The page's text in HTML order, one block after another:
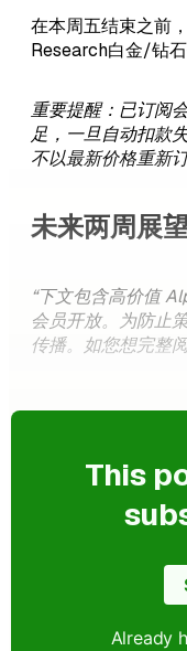
在本周五结束之前
Research白金/钻石
重要提醒：已订阅
足，一旦自动扣款
不以最新价格重新订
未来两周展
“下文包含高价值
会员开放。为防止
传播。如您想完整
This
Already